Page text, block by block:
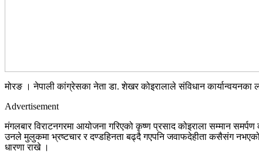
मोरङ । नेपाली कांग्रेसका नेता डा. शेखर कोइरालाले संविधान
Advertisement
मंगलबार विराटनगरमा आयोजना गरिएको कृष्ण प्रसाद कोइराला सम्मान
उनले मुलुकमा भ्रष्टचार र दण्डहिनता बढ्दै गएपनि जवाफदेहीता कसैसंग
धारणा राखे ।